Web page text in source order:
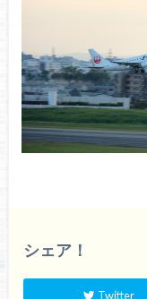
シェア！
Twitter